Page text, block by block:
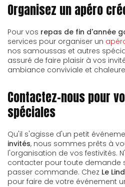
Organisez un apéro
Pour vos repas de fin d'année
services pour organiser un
nos samoussas et autres
assuré de faire plaisir à vos
ambiance conviviale et
Contactez-nous pour
spéciales
Qu'il s'agisse d'un petit
invités, nous sommes prêts à
l'organisation de vos festivités.
contacter pour toute demande
passer commande. Chez Le
pour faire de votre événement